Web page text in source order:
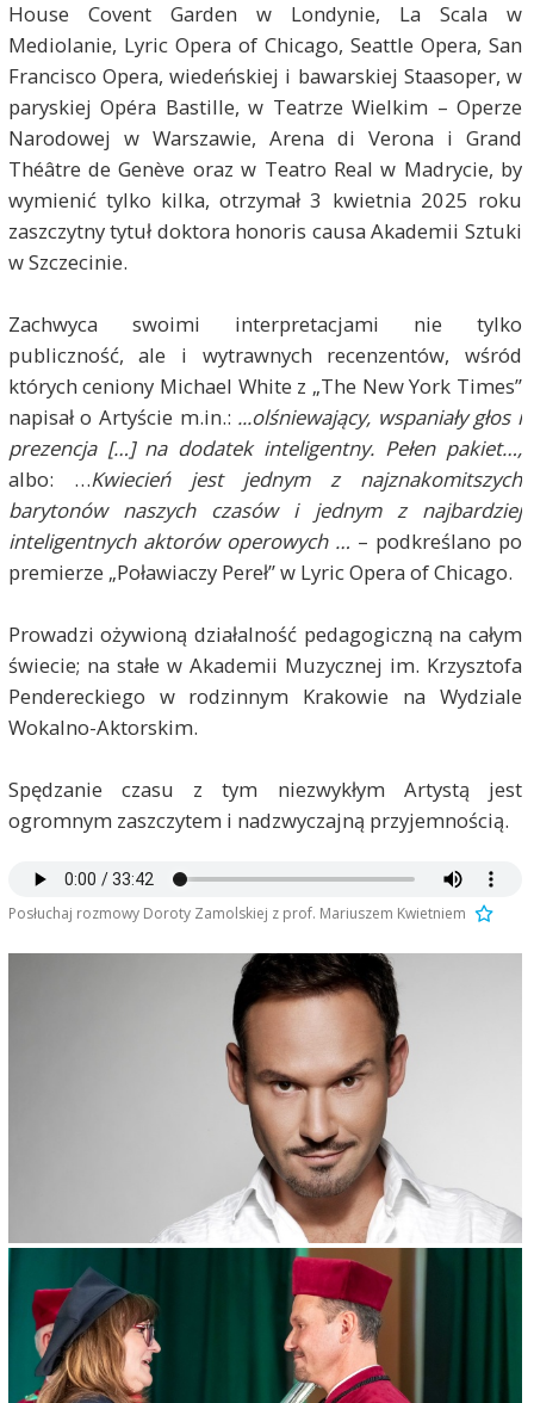
House Covent Garden w Londynie, La Scala w
Mediolanie, Lyric Opera of Chicago, Seattle Opera, San
Francisco Opera, wiedeńskiej i bawarskiej Staasoper, w
paryskiej Opéra Bastille, w Teatrze Wielkim – Operze
Narodowej w Warszawie, Arena di Verona i Grand
Théâtre de Genève oraz w Teatro Real w Madrycie, by
wymienić tylko kilka, otrzymał 3 kwietnia 2025 roku
zaszczytny tytuł doktora honoris causa Akademii Sztuki
w Szczecinie.
Zachwyca swoimi interpretacjami nie tylko
publiczność, ale i wytrawnych recenzentów, wśród
których ceniony Michael White z „The New York Times”
napisał o Artyście m.in.: ...olśniewający, wspaniały głos i
prezencja […] na dodatek inteligentny. Pełen pakiet…,
albo: …Kwiecień jest jednym z najznakomitszych
barytonów naszych czasów i jednym z najbardziej
inteligentnych aktorów operowych … – podkreślano po
premierze „Poławiaczy Pereł” w Lyric Opera of Chicago.
Prowadzi ożywioną działalność pedagogiczną na całym
świecie; na stałe w Akademii Muzycznej im. Krzysztofa
Pendereckiego w rodzinnym Krakowie na Wydziale
Wokalno-Aktorskim.
Spędzanie czasu z tym niezwykłym Artystą jest
ogromnym zaszczytem i nadzwyczajną przyjemnością.
Posłuchaj rozmowy Doroty Zamolskiej z prof. Mariuszem Kwietniem